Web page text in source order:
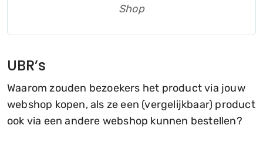
Shop
UBR’s
Waarom zouden bezoekers het product via jouw
webshop kopen, als ze een (vergelijkbaar) product
ook via een andere webshop kunnen bestellen?